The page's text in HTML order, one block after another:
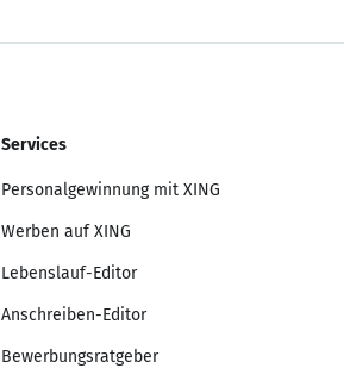
Services
Personalgewinnung mit XING
Werben auf XING
Lebenslauf-Editor
Anschreiben-Editor
Bewerbungsratgeber